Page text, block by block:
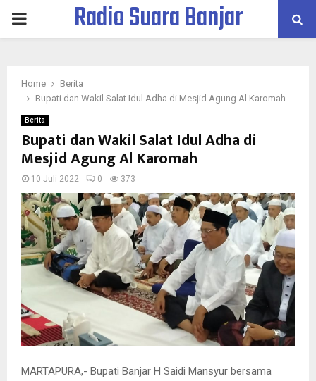
PRIMARYRadio Suara Banjar
Home
Berita
Bupati dan Wakil Salat Idul Adha di Mesjid Agung Al Karomah
Berita
Bupati dan Wakil Salat Idul Adha di
Mesjid Agung Al Karomah
10 Juli 2022 0 373
MARTAPURA,- Bupati Banjar H Saidi Mansyur bersama